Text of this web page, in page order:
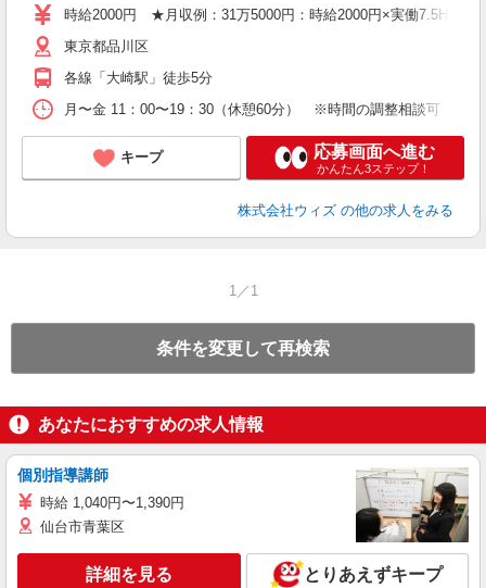
時給2000円 ★月収例：31万5000円：時給2000円×実働7.5H×21
東京都品川区
各線「大崎駅」徒歩5分
月〜金 11：00〜19：30（休憩60分） ※時間の調整相談可 【残
キープ 応募画面へ進む
かんたん3ステップ！
株式会社ウィズ の他の求人をみる
1／1
条件を変更して再検索
あなたにおすすめの求人情報
個別指導講師
時給 1,040円〜1,390円
仙台市青葉区
詳細を見る とりあえずキープ